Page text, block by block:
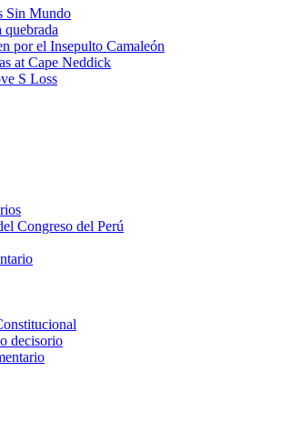
Sin Mundo
por el Insepulto Camaleón
at Cape Neddick
S Loss
Congreso del Perú
decisorio